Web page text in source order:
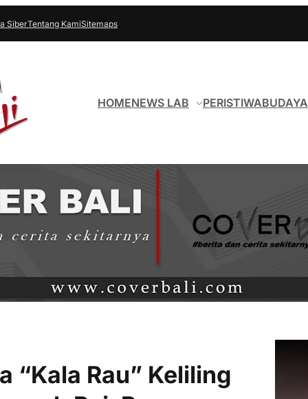
SiberTentang KamiSitemaps
HOMENEWS LAB PERISTIWABUDAYA
“Kala Rau” Keliling